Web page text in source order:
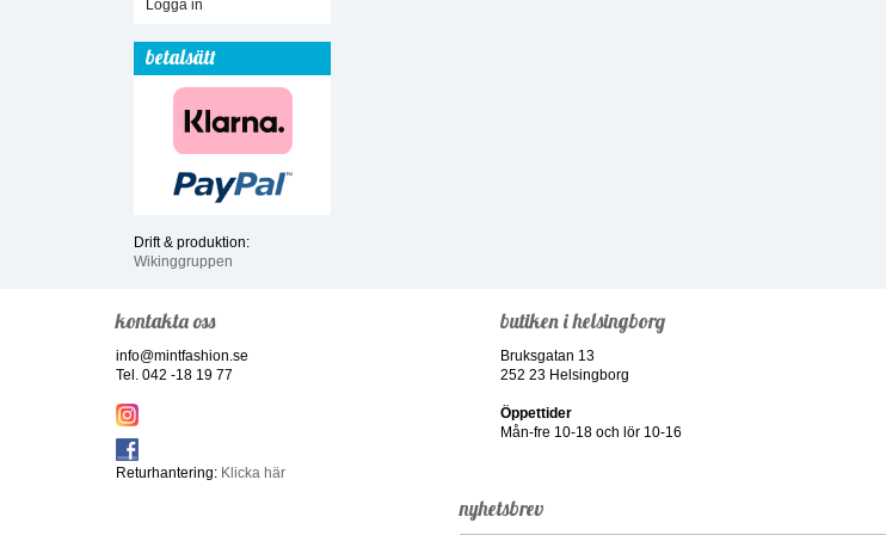
Logga in
betalsätt
Drift & produktion:
Wikinggruppen
kontakta oss
info@mintfashion.se
Tel. 042 -18 19 77
Returhantering: Klicka här
butiken i helsingborg
Bruksgatan 13
252 23 Helsingborg
Öppettider
Mån-fre 10-18 och lör 10-16
nyhetsbrev